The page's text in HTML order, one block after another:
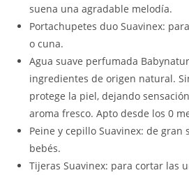
suena una agradable melodía.
Portachupetes duo Suavinex:
o cuna.
Agua suave perfumada
ingredientes de origen natural.
protege la piel, dejando
aroma fresco. Apto desde los 0
Peine y cepillo Suavinex: de gran
bebés.
Tijeras Suavinex: para cortar las